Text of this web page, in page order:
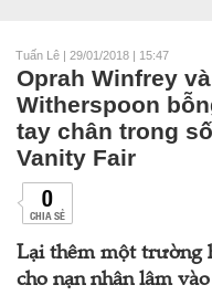
Tuấn Lê | 29/01/2018 | 15:47
Oprah Winfrey
Witherspoon
tay chân trong
Vanity Fair
0
CHIA SẺ
Lại thêm một trường
cho nạn nhân lâm